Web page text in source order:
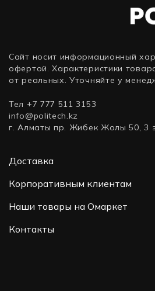
Сайт носит информационный
офертой. Характеристики
от реальных. Уточняйте у
Тел +7 777 511 3153
info@politech.kz
г. Алматы пр. Жибек Жолы 50, 3
Доставка
Корпоративным клиентам
Наши товары на Омаркет
Контакты